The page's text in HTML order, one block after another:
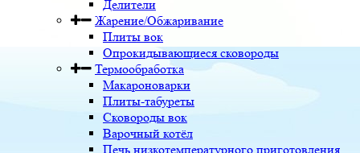
Делители
Жарение/Обжаривание
Плиты вок
Опрокидывающиеся сковороды
Термообработка
Макароноварки
Плиты-табуреты
Сковороды вок
Варочный котёл
Печь низкотемпературного приготовления